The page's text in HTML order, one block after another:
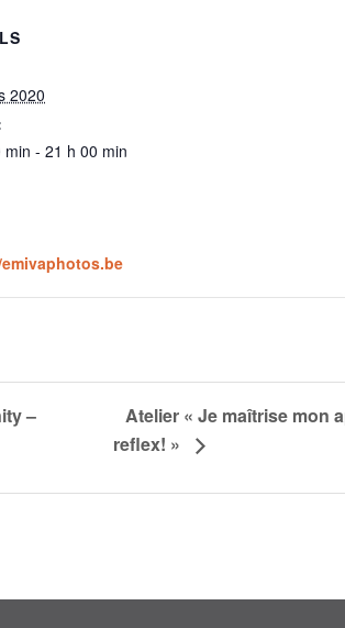
2020
min - 21 h 00 min
–
Atelier « Je maîtrise mon
reflex! »